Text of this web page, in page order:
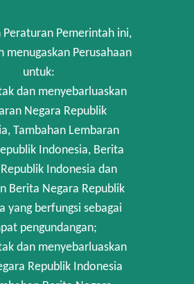
Peraturan Pemerintah ini,
menugaskan Perusahaan
untuk:
dan menyebarluaskan
Negara Republik
Tambahan Lembaran
Indonesia, Berita
Indonesia dan
Berita Negara Republik
yang berfungsi sebagai
pengundangan;
dan menyebarluaskan
Republik Indonesia